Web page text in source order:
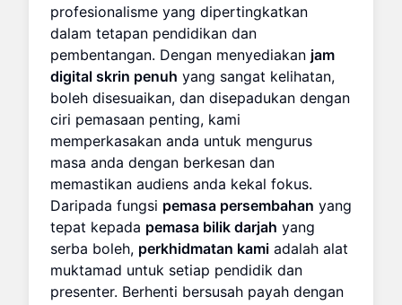
profesionalisme yang dipertingkatkan
dalam tetapan pendidikan dan
pembentangan. Dengan menyediakan jam
digital skrin penuh yang sangat kelihatan,
boleh disesuaikan, dan disepadukan dengan
ciri pemasaan penting, kami
memperkasakan anda untuk mengurus
masa anda dengan berkesan dan
memastikan audiens anda kekal fokus.
Daripada fungsi pemasa persembahan yang
tepat kepada pemasa bilik darjah yang
serba boleh, perkhidmatan kami adalah alat
muktamad untuk setiap pendidik dan
presenter. Berhenti bersusah payah dengan